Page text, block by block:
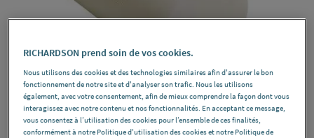
RICHARDSON prend soin de vos cookies.
Nous utilisons des cookies et des technologies similaires afin d'assurer le bon
fonctionnement de notre site et d'analyser son trafic. Nous les utilisons
également, avec votre consentement, afin de mieux comprendre la façon dont vous
interagissez avec notre contenu et nos fonctionnalités. En acceptant ce message,
vous consentez à l’utilisation des cookies pour l’ensemble de ces finalités,
conformément à notre Politique d'utilisation des cookies et notre Politique de